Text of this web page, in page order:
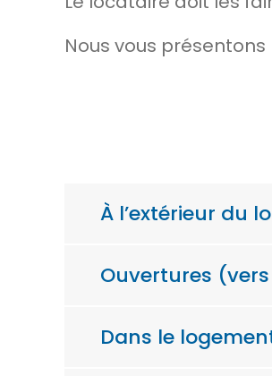
Nous vous
À l’extérieur du
Ouvertures
Dans le